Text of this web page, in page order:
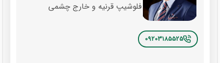
فلوشیپ قرنیه و خارج چشمی
09203185525